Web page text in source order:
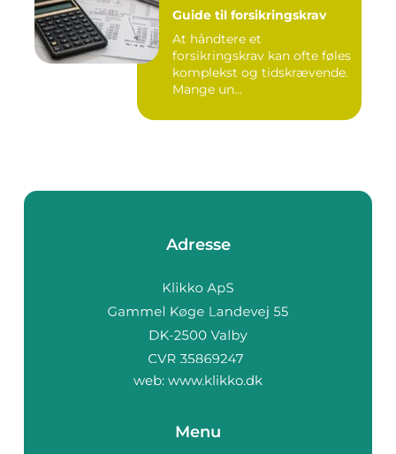
Guide til forsikringskrav
At håndtere et
forsikringskrav kan ofte føles
komplekst og tidskrævende.
Mange un...
Adresse
web: www.klikko.dk
Menu